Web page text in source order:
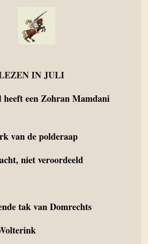
IN JULI
heeft een Zohran Mamdani
van de polderaap
niet veroordeeld
tak van Domrechts